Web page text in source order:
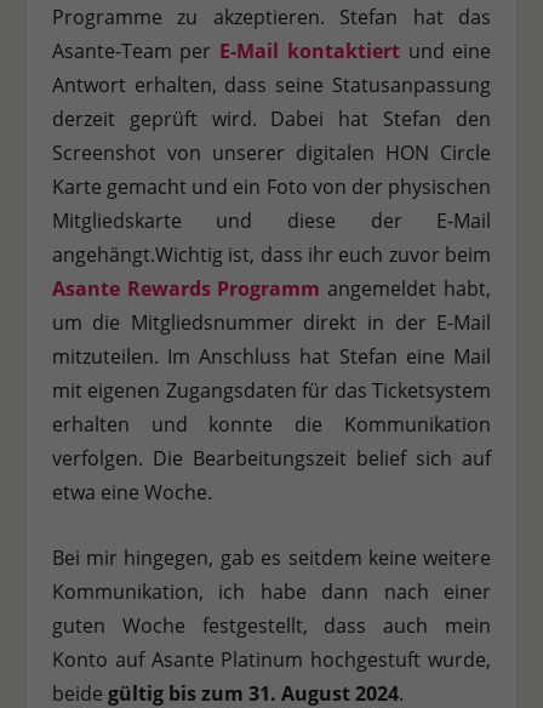
Programme zu akzeptieren. Stefan hat das
Asante-Team per E-Mail kontaktiertund eine
Antwort erhalten, dass seine Statusanpassung
derzeit geprüft wird. Dabei hat Stefan den
Screenshot von unserer digitalen HON Circle
Karte gemacht und ein Foto von der physischen
Mitgliedskarte und diese der E-Mail
angehängt.Wichtig ist, dass ihr euch zuvor beim
Asante Rewards Programm angemeldet habt,
um die Mitgliedsnummer direkt in der E-Mail
mitzuteilen. Im Anschluss hat Stefan eine Mail
mit eigenen Zugangsdaten für das Ticketsystem
erhalten und konnte die Kommunikation
verfolgen. Die Bearbeitungszeit belief sich auf
etwa eine Woche.
Bei mir hingegen, gab es seitdem keine weitere
Kommunikation, ich habe dann nach einer
guten Woche festgestellt, dass auch mein
Konto auf Asante Platinum hochgestuft wurde,
beide gültig bis zum 31. August 2024.